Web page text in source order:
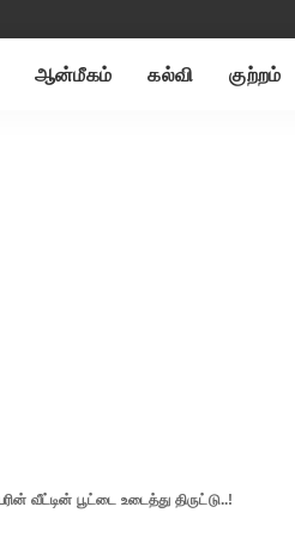
ஆன்மீகம் கல்வி குற்றம்
வீட்டின் பூட்டை உடைத்து திருட்டு..!